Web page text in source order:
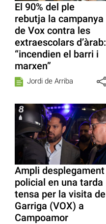
El 90% del ple
rebutja la campanya
de Vox contra les
extraescolars d’àrab:
“incendien el barri i
marxen”
Jordi de Arriba
Ampli desplegament
policial en una tarda
tensa per la visita de
Garriga (VOX) a
Campoamor